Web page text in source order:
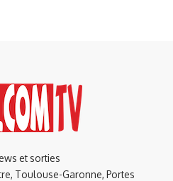
et sorties
Toulouse-Garonne, Portes